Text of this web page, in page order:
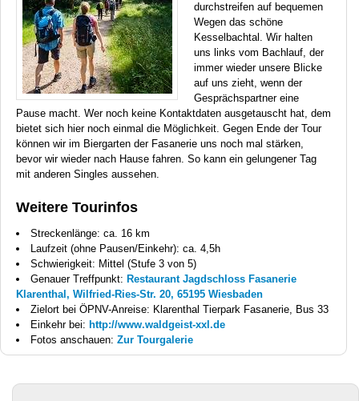
durchstreifen auf bequemen
Wegen das schöne
Kesselbachtal. Wir halten
uns links vom Bachlauf, der
immer wieder unsere Blicke
auf uns zieht, wenn der
Gesprächspartner eine
Pause macht. Wer noch keine Kontaktdaten ausgetauscht hat, dem
bietet sich hier noch einmal die Möglichkeit. Gegen Ende der Tour
können wir im Biergarten der Fasanerie uns noch mal stärken,
bevor wir wieder nach Hause fahren. So kann ein gelungener Tag
mit anderen Singles aussehen.
Weitere Tourinfos
Streckenlänge: ca. 16 km
Laufzeit (ohne Pausen/Einkehr): ca. 4,5h
Schwierigkeit: Mittel (Stufe 3 von 5)
Genauer Treffpunkt: Restaurant Jagdschloss Fasanerie
Klarenthal, Wilfried-Ries-Str. 20, 65195 Wiesbaden
Zielort bei ÖPNV-Anreise: Klarenthal Tierpark Fasanerie, Bus 33
Einkehr bei: http://www.waldgeist-xxl.de
Fotos anschauen: Zur Tourgalerie